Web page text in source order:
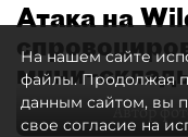
Атака на
Автор
На нашем сайте
файлы. Продолжая
данным сайтом, вы
свое согласие на